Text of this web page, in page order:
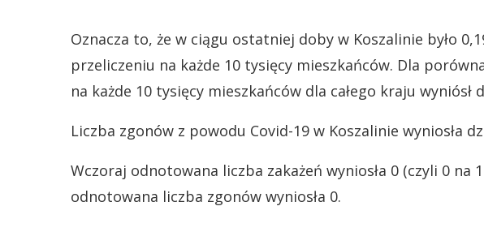
Oznacza to, że w ciągu ostatniej doby w Koszalinie było
przeliczeniu na każde 10 tysięcy mieszkańców. Dla
na każde 10 tysięcy mieszkańców dla całego kraju wyniósł
Liczba zgonów z powodu Covid-19 w Koszalinie wyniosła
Wczoraj odnotowana liczba zakażeń wyniosła 0 (czyli 0 na
odnotowana liczba zgonów wyniosła 0.